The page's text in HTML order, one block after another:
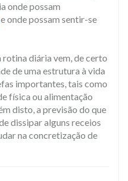
onde possam
e onde possam sentir-se
diária vem, de certo
de uma estrutura à vida
importantes, tais como
física ou alimentação
disto, a previsão do que
dissipar alguns receios
na concretização de